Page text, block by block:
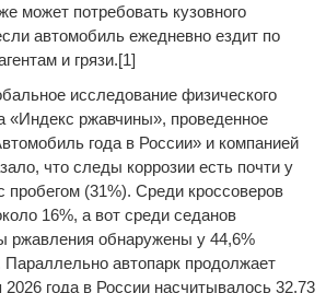
может потребовать кузовного
автомобиль ежедневно ездит по
и грязи.[1]
исследование физического
«Индекс ржавчины», проведенное
года в России» и компанией
что следы коррозии есть почти у
пробегом (31%). Среди кроссоверов
16%, а вот среди седанов
ржавления обнаружены у 44,6%
автопарк продолжает
2026 года в России насчитывалось 32,73